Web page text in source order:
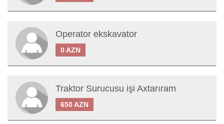
Operator ekskavator
0 AZN
Traktor Surucusu işi Axtarıram
650 AZN